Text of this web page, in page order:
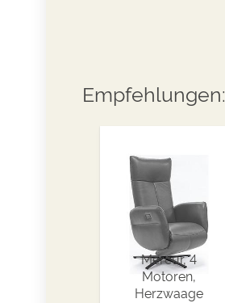
Empfehlungen:
Mercur, 4
Motoren,
Herzwaage